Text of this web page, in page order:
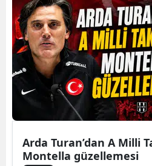
Arda Turan’dan A Milli
Montella güzellemesi